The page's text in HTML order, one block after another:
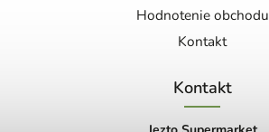
Hodnotenie obchodu
Kontakt
Kontakt